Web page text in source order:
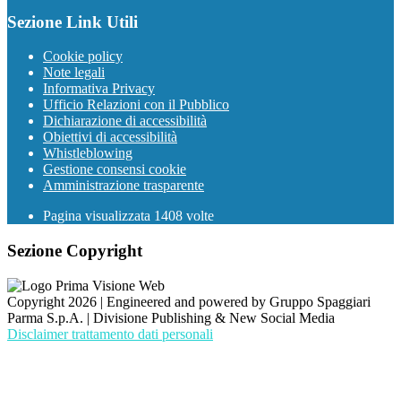
Sezione Link Utili
Cookie policy
Note legali
Informativa Privacy
Ufficio Relazioni con il Pubblico
Dichiarazione di accessibilità
Obiettivi di accessibilità
Whistleblowing
Gestione consensi cookie
Amministrazione trasparente
Pagina visualizzata 1408 volte
Sezione Copyright
Copyright 2026 | Engineered and powered by Gruppo Spaggiari
Parma S.p.A. | Divisione Publishing & New Social Media
Disclaimer trattamento dati personali